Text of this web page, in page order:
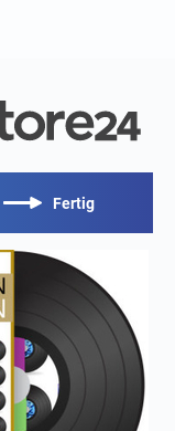
Fertig